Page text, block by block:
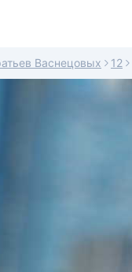
Васнецовых 12